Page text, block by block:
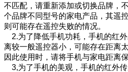
不匹配，请重新添加或切换品牌，
个品牌不同型号的家电产品，其遥
则可能存在遥控失败的情况。
2.为了降低手机功耗，手机的红
离较一般遥控器小，可能存在距离
因此使用时，请将手机与家电距离
3,为了手机的美观，手机的红外